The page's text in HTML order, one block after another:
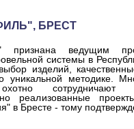
БРЕСТ
признана ведущим
системы в
изделий,
уникальной методике.
охотно
реализованные
в Бресте - тому